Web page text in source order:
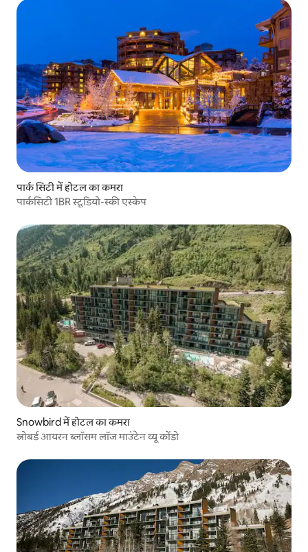
पार्क सिटी में होटल का कमरा
पार्कसिटी 1BR स्टूडियो-स्की एस्केप
Snowbird में होटल का कमरा
स्नोबर्ड आयरन ब्लॉसम लॉज माउंटेन व्यू कोंडो